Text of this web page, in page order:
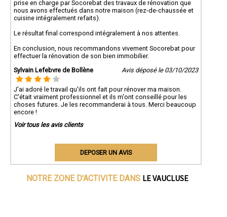
prise en charge par Socorebat des travaux de rénovation que
nous avons effectués dans notre maison (rez-de-chaussée et
cuisine intégralement refaits).
Le résultat final correspond intégralement à nos attentes.
En conclusion, nous recommandons vivement Socorebat pour
effectuer la rénovation de son bien immobilier.
Sylvain Lefebvre de Bollène
Avis déposé le 03/10/2023
J'ai adoré le travail qu'ils ont fait pour rénover ma maison.
C'était vraiment professionnel et ils m'ont conseillé pour les
choses futures. Je les recommanderai à tous. Merci beaucoup
encore !
Voir tous les avis clients
DEPOSER UN AVIS
NOTRE ZONE D'ACTIVITE DANS LE VAUCLUSE